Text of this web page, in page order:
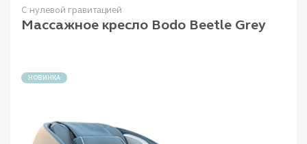
С нулевой гравитацией
Массажное кресло Bodo Beetle Grey
НОВИНКА